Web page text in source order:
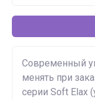
Современный
менять при
серии Soft Elax